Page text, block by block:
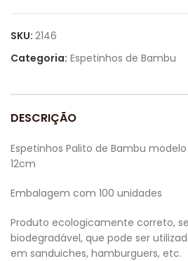
SKU: 2146
Categoria: Espetinhos de Bambu
DESCRIÇÃO
Espetinhos Palito de Bambu
12cm
Embalagem com 100 unidades
Produto ecologicamente correto,
biodegradável, que pode ser
em sanduiches, hamburguers, etc.